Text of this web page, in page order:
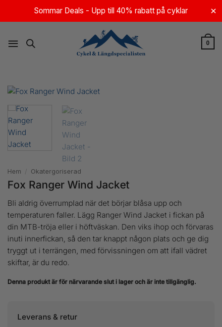
Sommar Deals - Upp till 40% rabatt på cyklar ✕
0
Hem / Okatergoriserad
Fox Ranger Wind Jacket
Bli aldrig överrumplad när det börjar blåsa upp och
temperaturen faller. Lägg Ranger Wind Jacket i fickan på
din MTB-tröja eller i höftväskan. Den viks ihop och förvaras
inuti innerfickan, så den tar knappt någon plats och ge dig
tryggt ut i terrängen, med förvissningen om att ifall vädret
skiftar, är du redo.
Denna produkt är för närvarande slut i lager och är inte tillgänglig.
Leverans & retur